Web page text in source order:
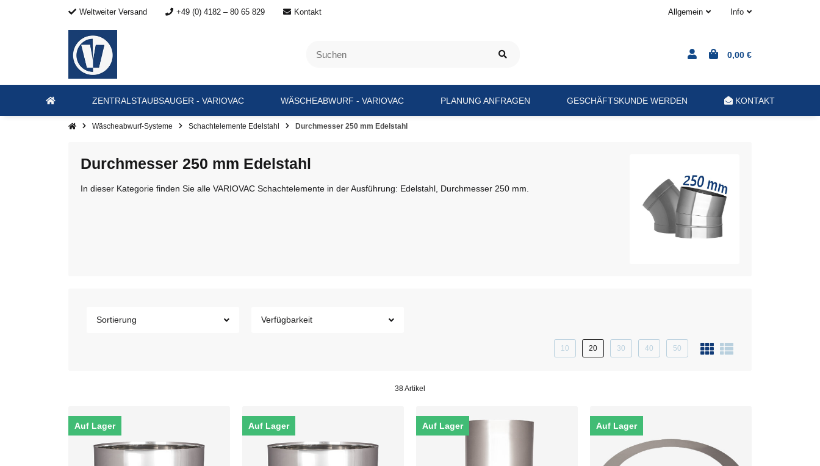
Weltweiter Versand +49 (0) 4182 – 80 65 829 Kontakt Allgemein Info
0,00 €
ZENTRALSTAUBSAUGER - VARIOVAC WÄSCHEABWURF - VARIOVAC PLANUNG ANFRAGEN GESCHÄFTSKUNDE WERDEN KONTAKT
Wäscheabwurf-Systeme Schachtelemente Edelstahl Durchmesser 250 mm Edelstahl
Durchmesser 250 mm Edelstahl
In dieser Kategorie finden Sie alle VARIOVAC Schachtelemente in der Ausführung: Edelstahl, Durchmesser 250 mm.
Sortierung Verfügbarkeit
10 20 30 40 50
38 Artikel
Auf Lager Auf Lager Auf Lager Auf Lager